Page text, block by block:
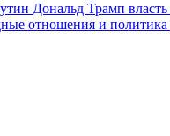
Дональд Трамп власть
отношения и политика